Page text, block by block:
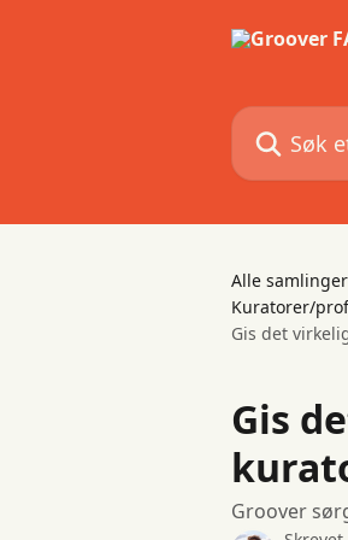
Søk etter
Alle samlinger
Kuratorer/
Gis det
Gis
Groover